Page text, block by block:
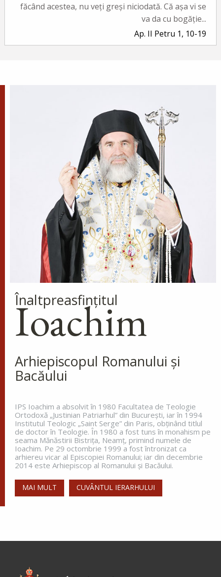
făcând acestea, nu veți greși niciodată. Că așa vi se
va da cu bogăție...
Ap. II Petru 1, 10-19
Ev. Matei 17, 1-9
doxologia.ro
Preia articolele Doxologia în site-ul tău!
Înaltpreasfinţitul
Ioachim
Arhiepiscopul Romanului și
Bacăului
IPS Ioachim a absolvit în 1980 Facultatea de Teologie
Ortodoxă „Justinian Patriarhul” din Bucureşti, iar în 1994
Institutul Teologic „Saint Serge” din Paris, obţinând titlul
de doctor în Teologie. În 1980 a fost tuns în monahism pe
seama Mănăstirii Bistriţa, Neamţ, primind numele de
Ioachim. Pe 29 octombrie 1999 a fost întronizat ca
arhiereu vicar al Episcopiei Romanului; iar din decembrie
2014 este Arhiepiscop al Romanului și Bacăului.
MAI MULT CUVÂNTUL IERARHULUI